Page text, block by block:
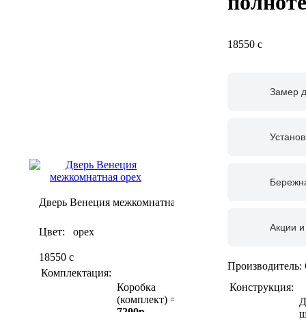
Дверь Венеция межкомнатная
Цвет: орех
18550 c
Комплектация:
Коробка
(комплект) =
7200р
18550 c
Замер
Акции и
Производитель:
Конструкция: